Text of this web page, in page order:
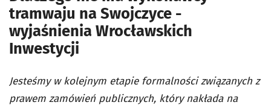
tramwaju na Swojczyce -
wyjaśnienia Wrocławskich
Inwestycji
Jesteśmy w kolejnym etapie formalności związanych z
prawem zamówień publicznych, który nakłada na